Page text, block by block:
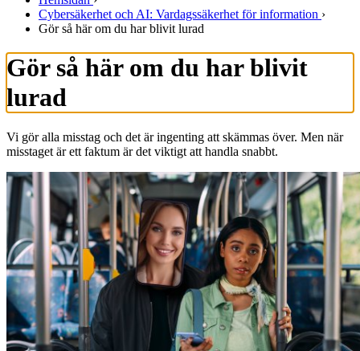
Cybersäkerhet och AI: Vardagssäkerhet för information ›
Gör så här om du har blivit lurad
Gör så här om du har blivit
lurad
Vi gör alla misstag och det är ingenting att skämmas över. Men när
misstaget är ett faktum är det viktigt att handla snabbt.